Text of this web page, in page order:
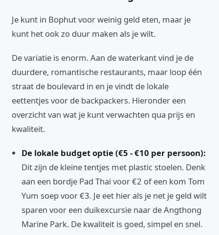
Je kunt in Bophut voor weinig geld eten, maar je
kunt het ook zo duur maken als je wilt.
De variatie is enorm. Aan de waterkant vind je de
duurdere, romantische restaurants, maar loop één
straat de boulevard in en je vindt de lokale
eettentjes voor de backpackers. Hieronder een
overzicht van wat je kunt verwachten qua prijs en
kwaliteit.
De lokale budget optie (€5 - €10 per persoon):
Dit zijn de kleine tentjes met plastic stoelen. Denk
aan een bordje Pad Thai voor €2 of een kom Tom
Yum soep voor €3. Je eet hier als je net je geld wilt
sparen voor een duikexcursie naar de Angthong
Marine Park. De kwaliteit is goed, simpel en snel.